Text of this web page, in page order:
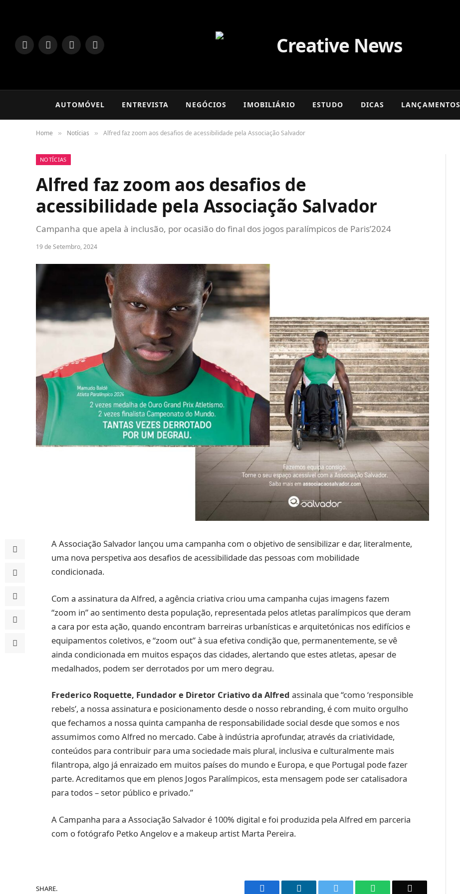
LinkedInFacebookInstagram
TikTok
AUTOMÓVEL ENTREVISTA NEGÓCIOS IMOBILIÁRIO ESTUDO DICAS LANÇAMENTOS
Home » Notícias » Alfred faz zoom aos desafios de acessibilidade pela Associação Salvador
NOTÍCIAS
Alfred faz zoom aos desafios de
acessibilidade pela Associação Salvador
Campanha que apela à inclusão, por ocasião do final dos jogos paralímpicos de Paris’2024
19 de Setembro, 2024
A Associação Salvador lançou uma campanha com o objetivo de sensibilizar e dar, literalmente,
uma nova perspetiva aos desafios de acessibilidade das pessoas com mobilidade
condicionada.
Com a assinatura da Alfred, a agência criativa criou uma campanha cujas imagens fazem
“zoom in” ao sentimento desta população, representada pelos atletas paralímpicos que deram
a cara por esta ação, quando encontram barreiras urbanísticas e arquitetónicas nos edifícios e
equipamentos coletivos, e “zoom out” à sua efetiva condição que, permanentemente, se vê
ainda condicionada em muitos espaços das cidades, alertando que estes atletas, apesar de
medalhados, podem ser derrotados por um mero degrau.
Frederico Roquette, Fundador e Diretor Criativo da Alfred assinala que “como ‘responsible
rebels’, a nossa assinatura e posicionamento desde o nosso rebranding, é com muito orgulho
que fechamos a nossa quinta campanha de responsabilidade social desde que somos e nos
assumimos como Alfred no mercado. Cabe à indústria aprofundar, através da criatividade,
conteúdos para contribuir para uma sociedade mais plural, inclusiva e culturalmente mais
filantropa, algo já enraizado em muitos países do mundo e Europa, e que Portugal pode fazer
parte. Acreditamos que em plenos Jogos Paralímpicos, esta mensagem pode ser catalisadora
para todos – setor público e privado.”
A Campanha para a Associação Salvador é 100% digital e foi produzida pela Alfred em parceria
com o fotógrafo Petko Angelov e a makeup artist Marta Pereira.
SHARE. Facebook LinkedIn WhatsApp